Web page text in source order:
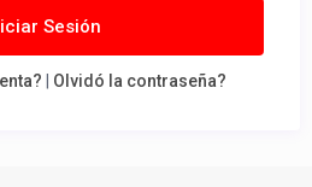
Sesión
Olvidó la contraseña?